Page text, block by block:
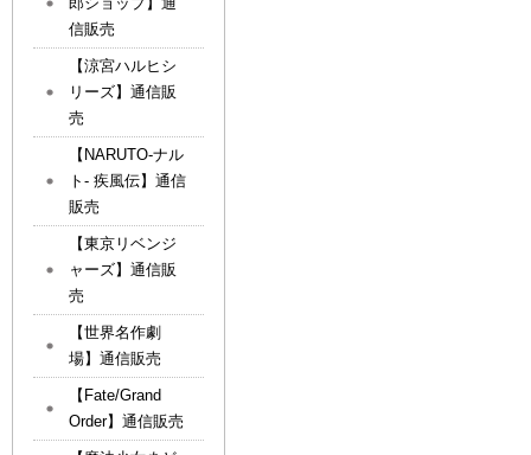
信販売
【涼宮ハルヒシ
リーズ】通信販
売
【NARUTO-ナル
ト- 疾風伝】通信
販売
【東京リベンジ
ャーズ】通信販
売
【世界名作劇
場】通信販売
【Fate/Grand
Order】通信販売